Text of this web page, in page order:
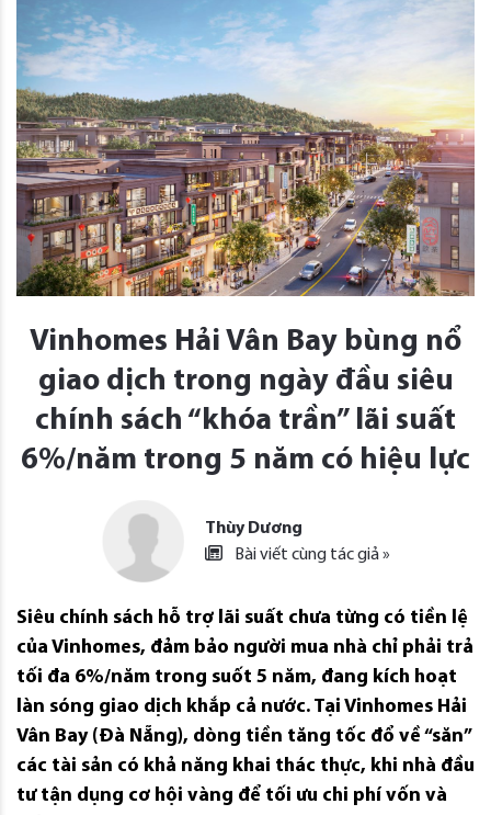
Vinhomes Hải Vân Bay bùng nổ
giao dịch trong ngày đầu siêu
chính sách “khóa trần” lãi suất
6%/năm trong 5 năm có hiệu lực
Thùy Dương
Bài viết cùng tác giả »
Siêu chính sách hỗ trợ lãi suất chưa từng có tiền lệ
của Vinhomes, đảm bảo người mua nhà chỉ phải trả
tối đa 6%/năm trong suốt 5 năm, đang kích hoạt
làn sóng giao dịch khắp cả nước. Tại Vinhomes Hải
Vân Bay (Đà Nẵng), dòng tiền tăng tốc đổ về “săn”
các tài sản có khả năng khai thác thực, khi nhà đầu
tư tận dụng cơ hội vàng để tối ưu chi phí vốn và